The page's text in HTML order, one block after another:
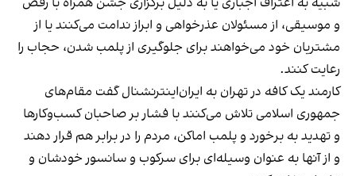
و موسیقی، از مسئولان عذرخواهی و ابراز ندامت می‌کنند یا از
مشتریان خود می‌خواهند برای جلوگیری از پلمب شدن، حجاب را
رعایت کنند.
کارمند یک کافه در تهران به ایران‌اینترنشنال گفت مقام‌های
جمهوری اسلامی تلاش می‌کنند با فشار بر صاحبان کسب‌وکارها
و تهدید به برخورد و پلمب اماکن، مردم را در برابر هم قرار دهند
و از آنها به عنوان وسیله‌ای برای سرکوب و سانسور خودشان و